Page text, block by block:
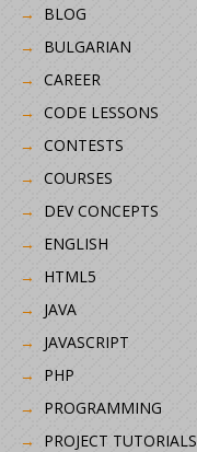
BLOG
BULGARIAN
CAREER
CODE LESSONS
CONTESTS
COURSES
DEV CONCEPTS
ENGLISH
HTML5
JAVA
JAVASCRIPT
PHP
PROGRAMMING
PROJECT TUTORIALS